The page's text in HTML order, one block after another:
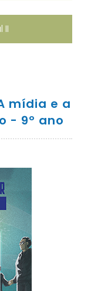
II
mídia e a
- 9º ano